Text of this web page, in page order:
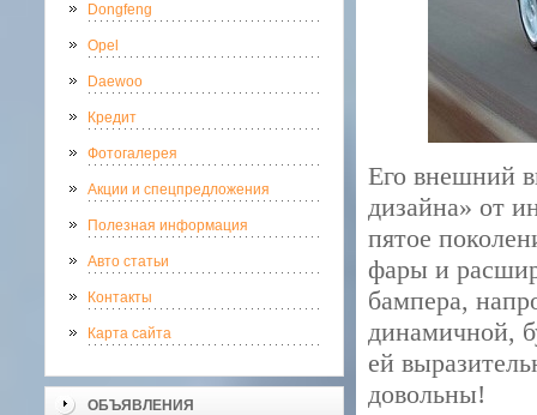
Dongfeng
Opel
Daewoo
Кредит
Фотогалерея
Акции и спецпредложения
Полезная информация
Авто статьи
Контакты
Карта сайта
ОБЪЯВЛЕНИЯ
Его внешний
дизайна» от
пятое
фары и
бампера,
динамичной,
ей
довольны!